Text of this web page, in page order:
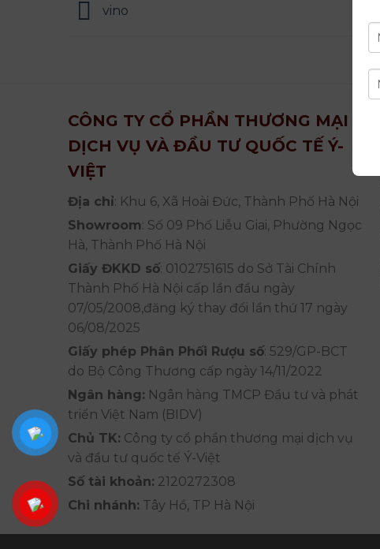
vino
CÔNG TY CỔ PHẦN THƯƠNG MẠI
DỊCH VỤ VÀ ĐẦU TƯ QUỐC TẾ Ý-
VIỆT
Địa chỉ: Khu 6, Xã Hoài Đức, Thành Phố Hà Nội
Showroom: Số 09 Phố Liễu Giai, Phường Ngọc
Hà, Thành Phố Hà Nội
Giấy ĐKKD số: 0102751615 do Sở Tài Chính
Thành Phố Hà Nội cấp lần đầu ngày
07/05/2008,đăng ký thay đổi lần thứ 17 ngày
06/08/2025
Giấy phép Phân Phối Rượu số: 529/GP-BCT
do Bộ Công Thương cấp ngày 14/11/2022
Ngân hàng: Ngân hàng TMCP Đầu tư và phát
triển Việt Nam (BIDV)
Chủ TK: Công ty cổ phần thương mại dịch vụ
và đầu tư quốc tế Ý-Việt
Số tài khoản: 2120272308
Chi nhánh: Tây Hồ, TP Hà Nội